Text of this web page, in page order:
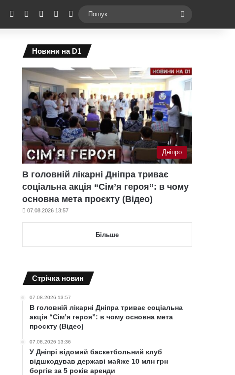
Facebook YouTubeInstagramTelegramSwitch skin
Новини на D1
Дніпро
В головній лікарні Дніпра триває
соціальна акція “Сім’я героя”: в чому
основна мета проєкту (Відео)
07.08.2026 13:57
Більше
Cтрічка новин
07.08.2026 13:57
В головній лікарні Дніпра триває соціальна
акція “Сім’я героя”: в чому основна мета
проєкту (Відео)
07.08.2026 13:36
У Дніпрі відомий баскетбольний клуб
відшкодував державі майже 10 млн грн
боргів за 5 років аренди